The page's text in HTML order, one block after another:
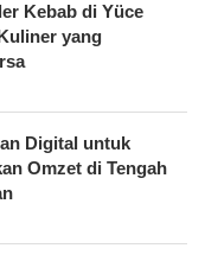
Kebab di Yüce
yang
Digital untuk
Omzet di Tengah